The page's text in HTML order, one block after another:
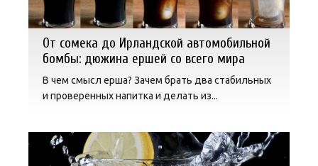
От сомека до Ирландской автомобильной
бомбы: дюжина ершей со всего мира
В чем смысл ерша? Зачем брать два стабильных
и проверенных напитка и делать из...